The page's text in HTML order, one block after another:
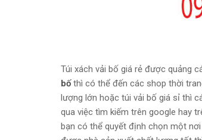
Túi xách vải bố giá rẻ được quảng
bốthì có thể đến các shop thời
lượng lớn hoặc túi vải bố giá sỉ thì
qua việc tìm kiếm trên google hay
bạn có thể quyết định chọn một